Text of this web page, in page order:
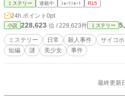
ミステリー 連載中 ｼｮｰﾄｼｮｰﾄ R15
24h.ポイント 0pt
小説 228,623 位 / 228,623件 ミステリー
ミステリー 日常 殺人事件 サイコ
短編
謎 美少女 事件
最終更新